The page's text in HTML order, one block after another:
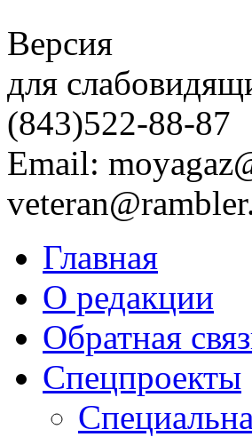
Версия
для
(843)522-88-87
Email:
Главная
О редакции
Обратная
Спецпроекты